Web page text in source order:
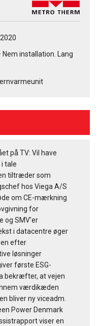
Nem installation. Lang
på TV: Vil have
tale
tiltræder som
hos Viega A/S
om CE-mærkning
for
og SMV’er
i datacentre øger
efter
løsninger
første ESG-
bekræfter, at vejen
værdikæden
bliver ny viceadm.
Power Denmark
viser en